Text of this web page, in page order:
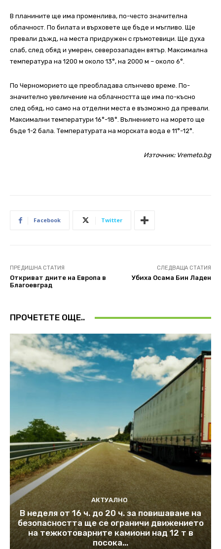
В планините ще има променлива, по-често значителна
облачност. По билата и върховете ще бъде и мъгливо. Ще
превали дъжд, на места придружен с гръмотевици. Ще духа
слаб, след обяд и умерен, северозападен вятър. Максимална
температура на 1200 м около 13°, на 2000 м – около 6°.
По Черноморието ще преобладава слънчево време. По-
значително увеличение на облачността ще има по-късно
след обяд, но само на отделни места е възможно да превали.
Максимални температури 16°-18°. Вълнението на морето ще
бъде 1-2 бала. Температурата на морската вода е 11°-12°.
Източник: Vremeto.bg
Facebook Twitter
ПРЕДИШНА СТАТИЯ
Откриват дните на Европа в
Благоевград
СЛЕДВАЩА СТАТИЯ
Убиха Осама Бин Ладен
ПРОЧЕТЕТЕ ОЩЕ..
АКТУАЛНО
В неделя от 16 ч. до 20 ч. за повишаване на
безопасността ще се ограничи движението
на тежкотоварните камиони над 12 т в
посока...